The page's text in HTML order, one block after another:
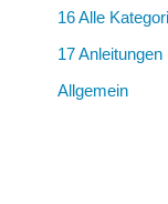
16 Alle
17 Anleitungen
Allgemein